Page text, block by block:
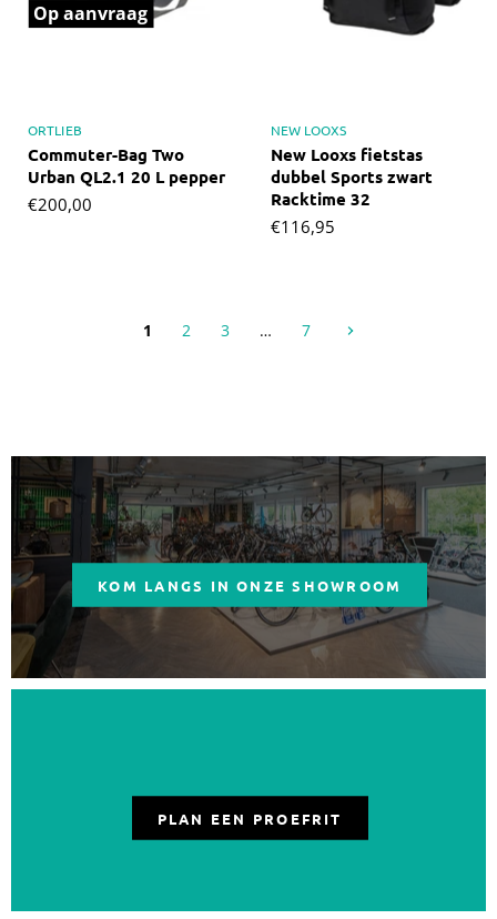
Op aanvraag
ORTLIEB
Commuter-Bag Two
Urban QL2.1 20 L pepper
€200,00
NEW LOOXS
New Looxs fietstas
dubbel Sports zwart
Racktime 32
€116,95
1 2 3 … 7
KOM LANGS IN ONZE SHOWROOM
PLAN EEN PROEFRIT